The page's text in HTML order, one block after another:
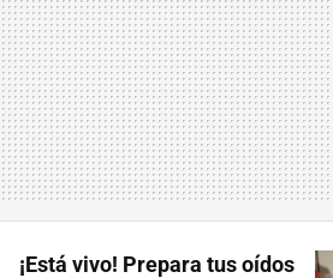
¡Está vivo! Prepara tus oídos